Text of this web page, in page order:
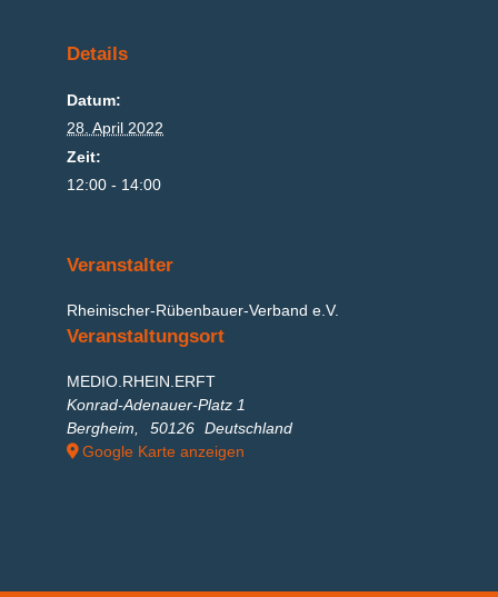
Details
Datum:
28. April 2022
Zeit:
12:00 - 14:00
Veranstaltungsort
MEDIO.RHEIN.ERFT
Konrad-Adenauer-Platz 1
Bergheim
50126 Deutschland
Google Karte anzeigen
Veranstalter
Rheinischer-Rübenbauer-Verband e.V.